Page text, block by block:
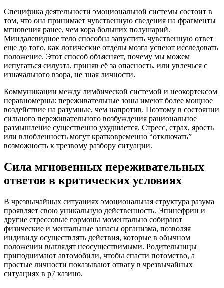
Специфика деятельности эмоциональной системы состоит в
том, что она принимает чувственную сведения на фрагменты
мгновения ранее, чем кора больших полушарий.
Миндалевидное тело способна запустить чувственную ответ
еще до того, как логические отделы мозга успеют исследовать
положение. Этот способ объясняет, почему мы можем
испугаться силуэта, приняв её за опасность, или увлечься с
изначального взора, не зная личности.
Коммуникации между лимбической системой и неокортексом
неравномерны: переживательные зоны имеют более мощное
воздействие на разумные, чем напротив. Поэтому в состоянии
сильного переживательного возбуждения рациональное
размышление существенно ухудшается. Стресс, страх, ярость
или влюбленность могут кратковременно “отключать”
возможность к трезвому разбору ситуации.
Сила мгновенных переживательных
ответов в критических условиях
В чрезвычайных ситуациях эмоциональная структура разума
проявляет свою уникальную действенность. Эпинефрин и
другие стрессовые гормоны моментально собирают
физические и ментальные запасы организма, позволяя
индивиду осуществлять действия, которые в обычном
положении выглядят неосуществимыми. Родительницы
приподнимают автомобили, чтобы спасти потомство, а
простые личности показывают отвагу в чрезвычайных
ситуациях в р7 казино.